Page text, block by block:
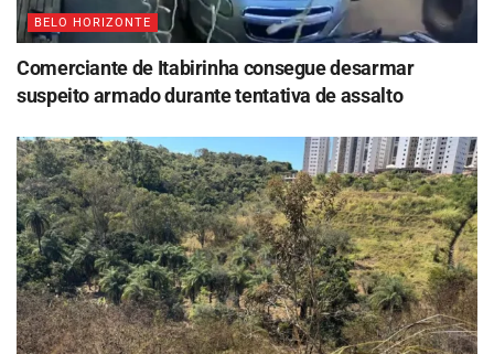
BELO HORIZONTE
Comerciante de Itabirinha consegue desarmar
suspeito armado durante tentativa de assalto